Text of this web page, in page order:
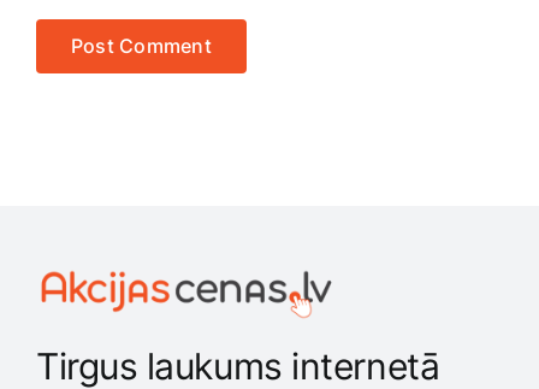
Tirgus laukums internetā